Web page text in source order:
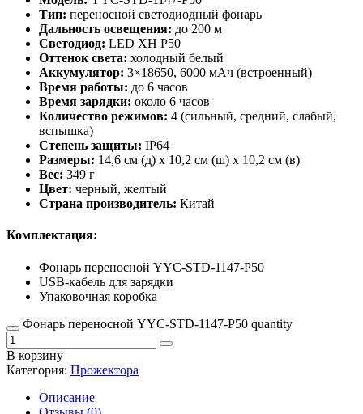
Тип: переносной светодиодный фонарь
Дальность освещения: до 200 м
Светодиод: LED XH P50
Оттенок света: холодный белый
Аккумулятор: 3×18650, 6000 мАч (встроенный)
Время работы: до 6 часов
Время зарядки: около 6 часов
Количество режимов: 4 (сильный, средний, слабый,
вспышка)
Степень защиты: IP64
Размеры: 14,6 см (д) x 10,2 см (ш) x 10,2 см (в)
Вес: 349 г
Цвет: черный, желтый
Страна производитель: Китай
Комплектация:
Фонарь переносной YYC-STD-1147-P50
USB-кабель для зарядки
Упаковочная коробка
Фонарь переносной YYC-STD-1147-P50 quantity
В корзину
Категория: Прожектора
Описание